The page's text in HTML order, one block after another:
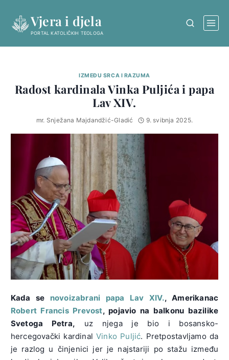
content
Vjera i djela
PORTAL KATOLIČKIH TEOLOGA
IZMEĐU SRCA I RAZUMA
Radost kardinala Vinka Puljića i papa
Lav XIV.
mr. Snježana Majdandžić-Gladić 9. svibnja 2025.
Kada se novoizabrani papa Lav XIV., Amerikanac
Robert Francis Prevost, pojavio na balkonu bazilike
Svetoga Petra, uz njega je bio i bosansko-
hercegovački kardinalVinko Puljić. Pretpostavljamo da
je razlog u činjenici jer je najstariji po stažu između